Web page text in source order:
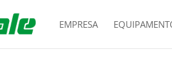
EMPRESA